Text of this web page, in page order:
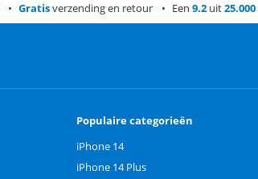
Gratisverzending en retour Een 9.2 uit25.000
Populaire categorieën
iPhone 14
iPhone 14 Plus